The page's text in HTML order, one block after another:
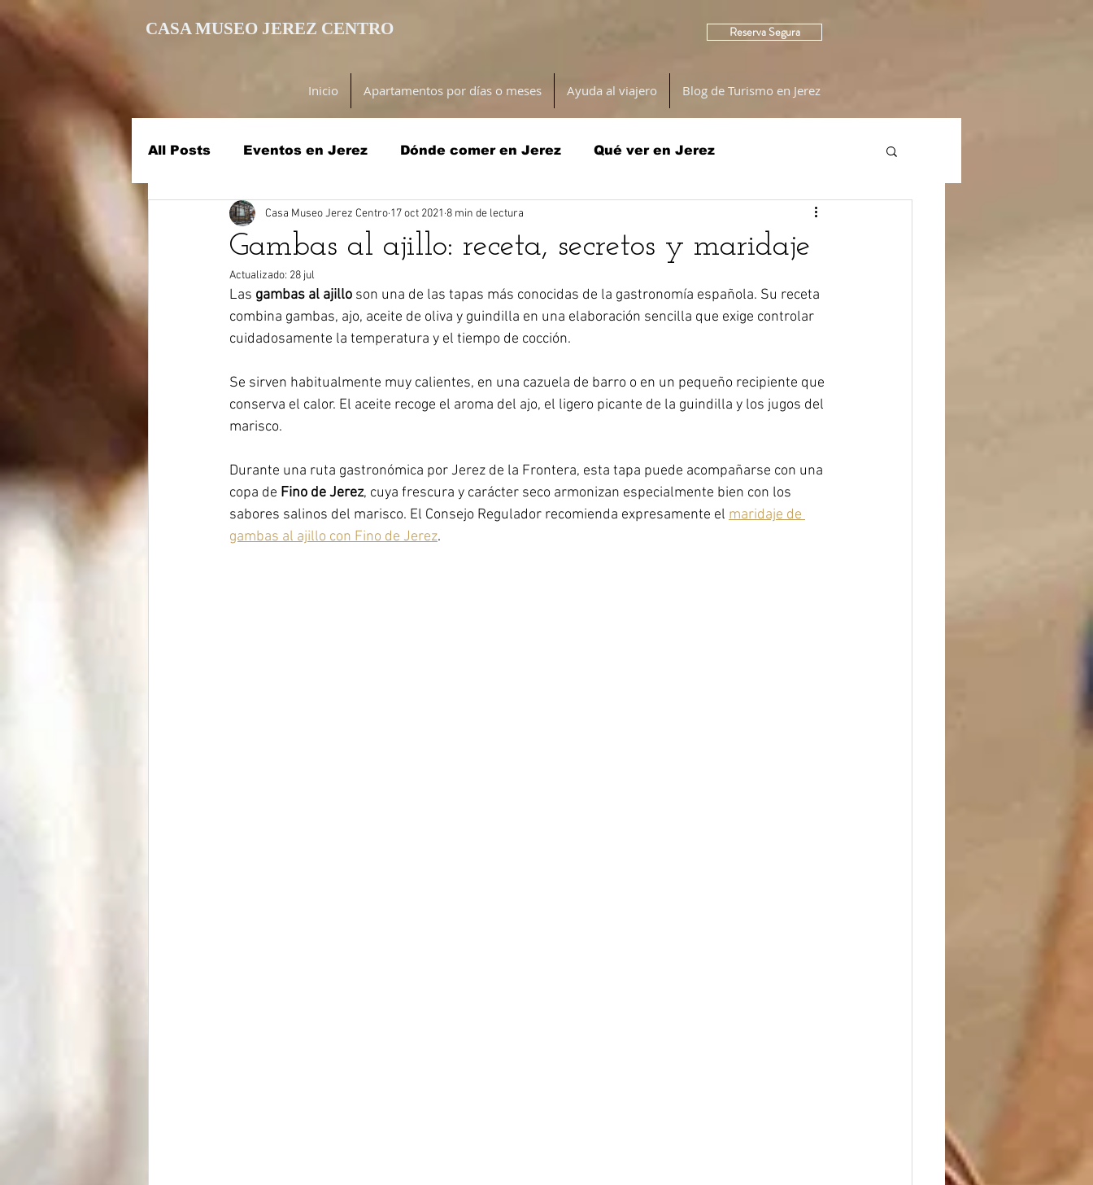
CASA MUSEO JEREZ CENTRO Reserva Segura
Inicio Apartamentos por días o meses Ayuda al viajero Blog de Turismo en Jerez
All Posts Eventos en Jerez Dónde comer en Jerez Qué ver en Jerez
Consejos para visitar Jerez
Gambas al ajillo: receta, secretos y maridaje
Casa Museo Jerez Centro 17 oct 2021 8 min de lectura
Actualizado: 28 jul
Las gambas al ajillo son una de las tapas más conocidas de la gastronomía española. Su receta
combina gambas, ajo, aceite de oliva y guindilla en una elaboración sencilla que exige controlar
cuidadosamente la temperatura y el tiempo de cocción.
Se sirven habitualmente muy calientes, en una cazuela de barro o en un pequeño recipiente que
conserva el calor. El aceite recoge el aroma del ajo, el ligero picante de la guindilla y los jugos del
marisco.
Durante una ruta gastronómica por Jerez de la Frontera, esta tapa puede acompañarse con una
copa de Fino de Jerez, cuya frescura y carácter seco armonizan especialmente bien con los
sabores salinos del marisco. El Consejo Regulador recomienda expresamente el maridaje de
gambas al ajillo con Fino de Jerez.